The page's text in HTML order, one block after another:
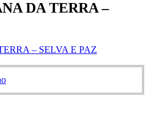
DA TERRA –
– SELVA E PAZ